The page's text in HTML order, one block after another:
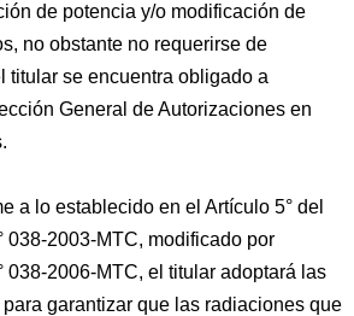
de potencia y/o modificación de
no obstante no requerirse de
titular se encuentra obligado a
General de Autorizaciones en
a lo establecido en el Artículo 5° del
038-2003-MTC, modificado por
038-2006-MTC, el titular adoptará las
garantizar que las radiaciones que